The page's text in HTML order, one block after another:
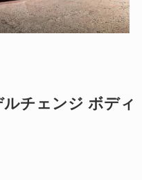
チェンジ ボディ